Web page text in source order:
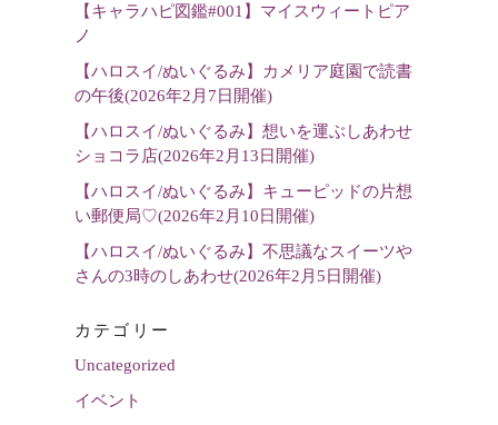
選
【キャラハピ図鑑#001】マイスウィートピア
ノ
【ハロスイ/ぬいぐるみ】カメリア庭園で読書
の午後(2026年2月7日開催)
【ハロスイ/ぬいぐるみ】想いを運ぶしあわせ
ショコラ店(2026年2月13日開催)
【ハロスイ/ぬいぐるみ】キューピッドの片想
い郵便局♡(2026年2月10日開催)
【ハロスイ/ぬいぐるみ】不思議なスイーツや
さんの3時のしあわせ(2026年2月5日開催)
カテゴリー
Uncategorized
イベント